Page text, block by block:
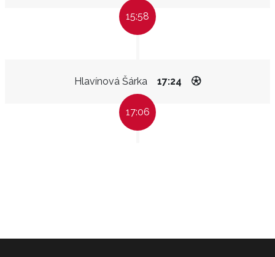
15:58
Hlavínová Šárka 17:24
17:06